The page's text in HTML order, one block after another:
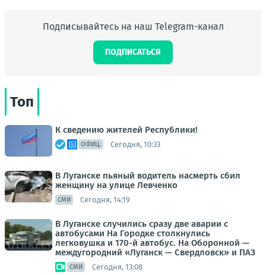
Подписывайтесь на наш Telegram-канал
ПОДПИСАТЬСЯ
Топ
К сведению жителей Республики!
ОФИЦ. Сегодня, 10:33
В Луганске пьяный водитель насмерть сбил
женщину на улице Левченко
СМИ Сегодня, 14:19
В Луганске случились сразу две аварии с
автобусами На Городке столкнулись
легковушка и 170-й автобус. На Оборонной —
междугородний «Луганск — Свердловск» и ПАЗ
СМИ Сегодня, 13:08